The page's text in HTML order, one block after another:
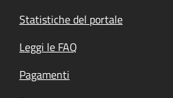
Statistiche del portale
Leggi le FAQ
Pagamenti